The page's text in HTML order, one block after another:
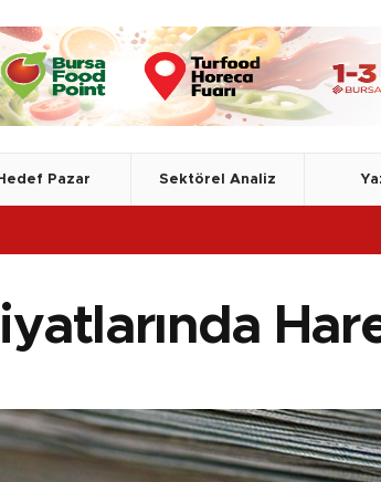
Pazar Sektörel Analiz